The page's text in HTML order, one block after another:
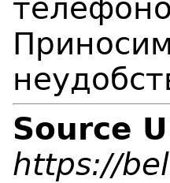
Source
https://